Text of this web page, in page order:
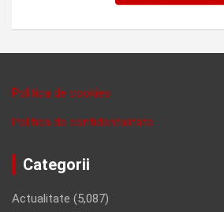
Politica de cookies
Politica de confidentalitate
Categorii
Actualitate (5,087)